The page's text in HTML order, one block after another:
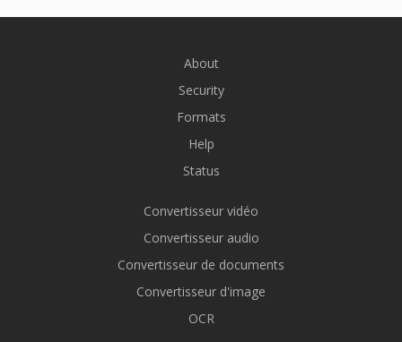
About
Security
Formats
Help
Status
Convertisseur vidéo
Convertisseur audio
Convertisseur de documents
Convertisseur d'image
OCR